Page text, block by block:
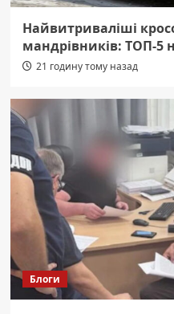
Найвитриваліші
мандрівників: ТОП-5
21 годину тому назад
Блоги